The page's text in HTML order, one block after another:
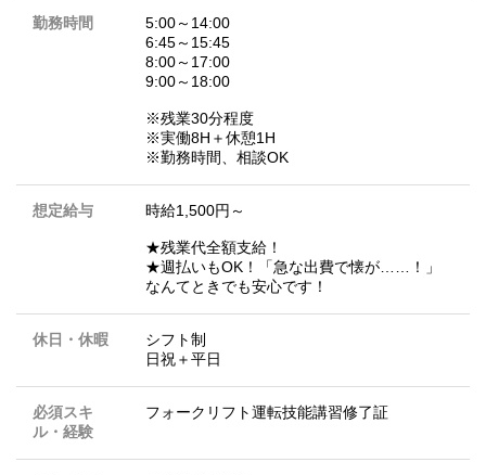
勤務時間
5:00～14:00
6:45～15:45
8:00～17:00
9:00～18:00
※残業30分程度
※実働8H＋休憩1H
※勤務時間、相談OK
想定給与 時給1,500円～
★残業代全額支給！
★週払いもOK！「急な出費で懐が……！」
なんてときでも安心です！
休日・休暇
シフト制
日祝＋平日
必須スキ
ル・経験
フォークリフト運転技能講習修了証